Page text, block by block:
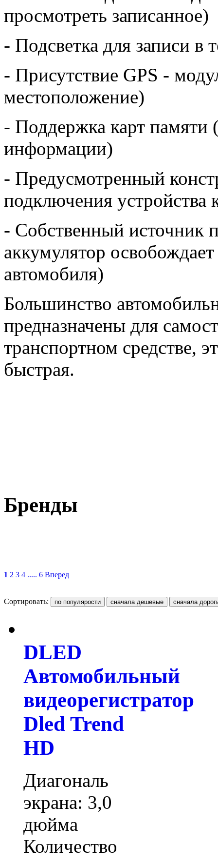
просмотреть записанное)
- Подсветка для записи в
- Присутствие GPS -
местоположение)
- Поддержка карт памяти
информации)
- Предусмотренный
подключения устройства
- Собственный источник
аккумулятор
автомобиля)
Большинство
предназначены для
транспортном средстве,
быстрая.
Бренды
1 2 3 4 ..... 6 Вперед
Сортировать:
DLED
Автомобильный
видеорегистратор
Dled Trend
HD
Диагональ
экрана: 3,0
дюйма
Количество